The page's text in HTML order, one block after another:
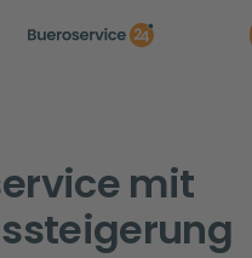
mit